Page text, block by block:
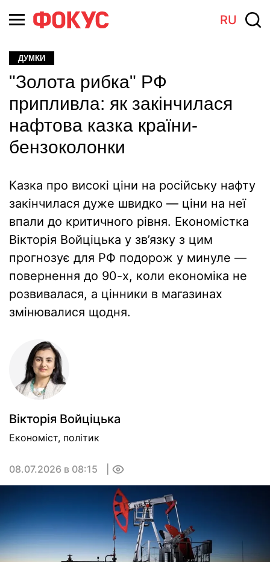
RU
ДУМКИ
"Золота рибка" РФ
припливла: як закінчилася
нафтова казка країни-
бензоколонки
Казка про високі ціни на російську нафту
закінчилася дуже швидко — ціни на неї
впали до критичного рівня. Економістка
Вікторія Войціцька у зв’язку з цим
прогнозує для РФ подорож у минуле —
повернення до 90-х, коли економіка не
розвивалася, а цінники в магазинах
змінювалися щодня.
Вікторія Войціцька
Економіст, політик
08.07.2026 в 08:15